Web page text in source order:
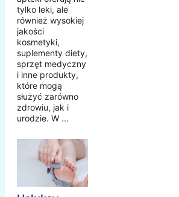
tylko leki, ale
również wysokiej
jakości
kosmetyki,
suplementy diety,
sprzęt medyczny
i inne produkty,
które mogą
służyć zarówno
zdrowiu, jak i
urodzie. W ...